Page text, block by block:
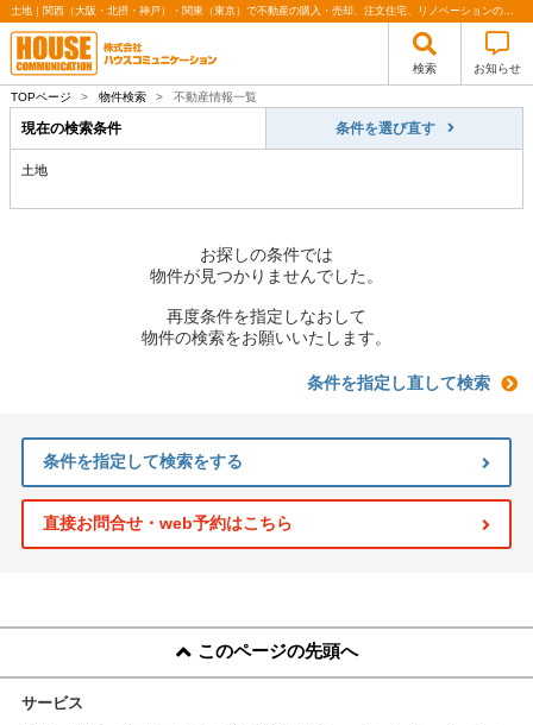
土地｜関西（大阪・北摂・神戸）・関東（東京）で不動産の購入・売却、注文住宅、リノベーションの事なら株式会社ハウスコミュニケーション
検索 お知らせ
TOPページ > 物件検索 > 不動産情報一覧
現在の検索条件 条件を選び直す
土地
お探しの条件では
物件が見つかりませんでした。
再度条件を指定しなおして
物件の検索をお願いいたします。
条件を指定し直して検索
条件を指定して検索をする
直接お問合せ・web予約はこちら
このページの先頭へ
サービス